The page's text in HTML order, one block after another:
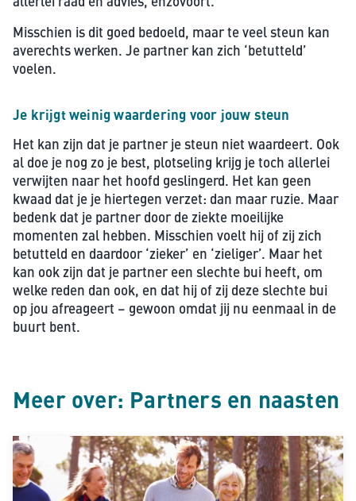
Misschien is dit goed bedoeld, maar te veel steun kan
averechts werken. Je partner kan zich ‘betutteld’
voelen.
Je krijgt weinig waardering voor jouw steun
Het kan zijn dat je partner je steun niet waardeert. Ook
al doe je nog zo je best, plotseling krijg je toch allerlei
verwijten naar het hoofd geslingerd. Het kan geen
kwaad dat je je hiertegen verzet: dan maar ruzie. Maar
bedenk dat je partner door de ziekte moeilijke
momenten zal hebben. Misschien voelt hij of zij zich
betutteld en daardoor ‘zieker’ en ‘zieliger’. Maar het
kan ook zijn dat je partner een slechte bui heeft, om
welke reden dan ook, en dat hij of zij deze slechte bui
op jou afreageert – gewoon omdat jij nu eenmaal in de
buurt bent.
Meer over: Partners en naasten